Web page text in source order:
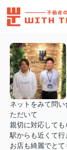
ネットをみて問
ただいて
親切に対応しても
駅からも近くて
お店も綺麗でと